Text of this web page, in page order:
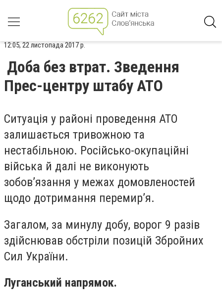
12:05, 22 листопада 2017 р.
Доба без втрат. Зведення
Прес-центру штабу АТО
Ситуація у районі проведення АТО
залишається тривожною та
нестабільною. Російсько-окупаційні
війська й далі не виконують
зобов’язання у межах домовленостей
щодо дотримання перемир’я.
Загалом, за минулу добу, ворог 9 разів
здійснював обстріли позицій Збройних
Сил України.
Луганський напрямок.